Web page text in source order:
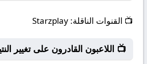
📺 القنوات الناقلة:
📺 اللاعبون القادرون على تغيير